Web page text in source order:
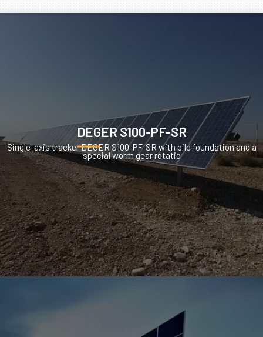
DEGER S100-PF-SR
Single-axis tracker DEGER S100-PF-SR with pile foundation and a
special worm gear rotatio